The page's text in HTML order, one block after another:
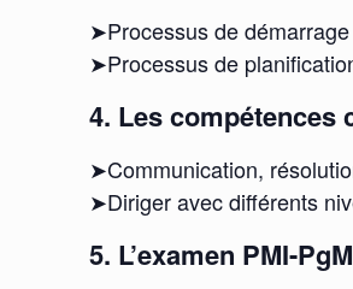
➤Processus de
➤Processus de
4. Les compétences
➤Communication,
➤Diriger avec différents
5. L’examen PMI-